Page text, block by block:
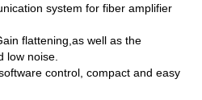
system for fiber amplifier
flattening,as well as the
low noise.
control, compact and easy